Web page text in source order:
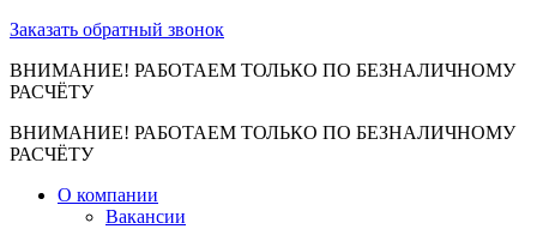
Заказать обратный звонок
ВНИМАНИЕ! РАБОТАЕМ ТОЛЬКО ПО БЕЗНАЛИЧНОМУ
РАСЧЁТУ
ВНИМАНИЕ! РАБОТАЕМ ТОЛЬКО ПО БЕЗНАЛИЧНОМУ
РАСЧЁТУ
О компании
Вакансии